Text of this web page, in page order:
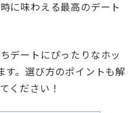
に味わえる最高のデート
デートにぴったりなホッ
す。選び方のポイントも解
ください！